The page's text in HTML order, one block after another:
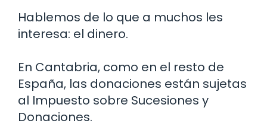
Hablemos de lo que a muchos les
interesa: el dinero.
En Cantabria, como en el resto de
España, las donaciones están sujetas
al Impuesto sobre Sucesiones y
Donaciones.